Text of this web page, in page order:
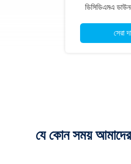
ডিসিডিএমএ
সেরা
যে কোন সময়